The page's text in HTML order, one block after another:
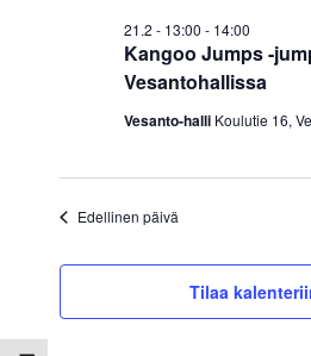
Kangoo Jumps -
Vesantohallissa
21.2 - 13:00 - 14:00
Vesanto-halli Koulutie 16,
Edellinen päivä
Tilaa